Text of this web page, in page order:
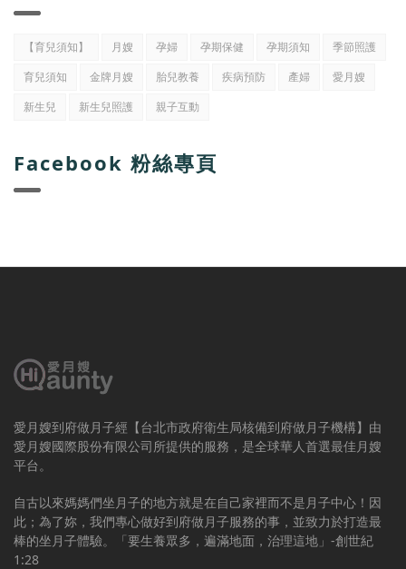
【育兒須知】 月嫂 孕婦 孕期保健 孕期須知
季節照護
育兒須知
金牌月嫂 胎兒教養 疾病預防 產婦
愛月嫂
新生兒
新生兒照護 親子互動
Facebook 粉絲專頁
愛月嫂到府做月子經【台北市政府衛生局核備到府做月子機構】由
愛月嫂國際股份有限公司所提供的服務，是全球華人首選最佳月嫂
平台。
自古以來媽媽們坐月子的地方就是在自己家裡而不是月子中心！因
此；為了妳，我們專心做好到府做月子服務的事，並致力於打造最
棒的坐月子體驗。「要生養眾多，遍滿地面，治理這地」-創世紀
1:28